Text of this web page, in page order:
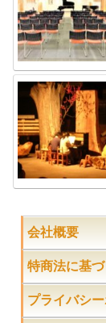
会社
特商法
プライ